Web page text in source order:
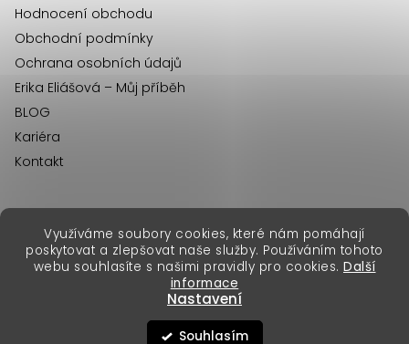
Využíváme soubory cookies, které nám pomáhají
poskytovat a zlepšovat naše služby. Používáním tohoto
webu souhlasíte s našimi pravidly pro cookies. Další
informace
Nastavení
Souhlasím
Hodnocení obchodu
Obchodní podmínky
Ochrana osobních údajů
Erika Eliášová – Můj příběh
BLOG
Kariéra
Kontakt
Vytvořil Shoptet Premium
Copyright 2026Erika Fashion. Všechna práva vyhrazena.
erikafashion.sk